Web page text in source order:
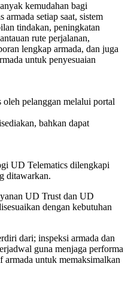
kemudahan bagi
setiap saat, sistem
tindakan, peningkatan
rute perjalanan,
lengkap armada, dan juga
untuk penyesuaian
oleh pelanggan melalui portal
bahkan dapat
UD Telematics dilengkapi
ditawarkan.
UD Trust dan UD
dengan kebutuhan
dari; inspeksi armada dan
guna menjaga performa
armada untuk memaksimalkan